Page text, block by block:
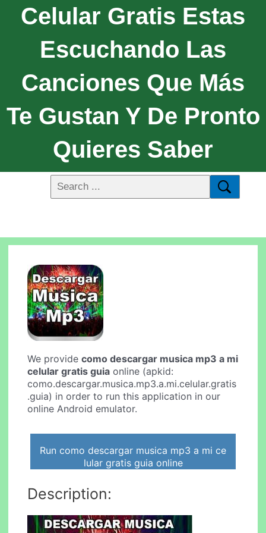
Celular Gratis Estas
Escuchando Las
Canciones Que Más
Te Gustan Y De Pronto
Quieres Saber
We providecomo descargar musica mp3 a mi
celular gratis guia online (apkid:
como.descargar.musica.mp3.a.mi.celular.gratis
.guia) in order to run this application in our
online Android emulator.
Run como descargar musica mp3 a mi ce
lular gratis guia online
Description: